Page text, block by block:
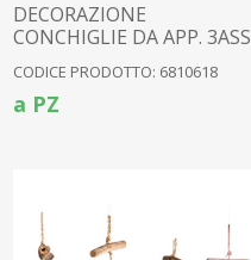
DECORAZIONE
CONCHIGLIE DA APP. 3ASS
CODICE PRODOTTO: 6810618
a PZ